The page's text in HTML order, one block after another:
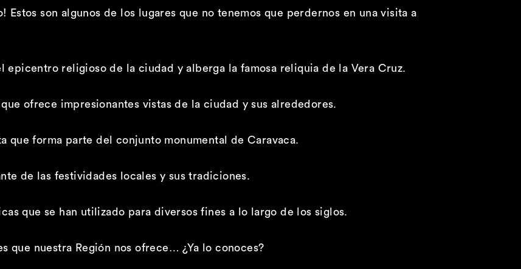
Estos son algunos de los lugares que no tenemos que perdernos en una visita a
epicentro religioso de la ciudad y alberga la famosa reliquia de la Vera Cruz.
ofrece impresionantes vistas de la ciudad y sus alrededores.
que forma parte del conjunto monumental de Caravaca.
de las festividades locales y sus tradiciones.
que se han utilizado para diversos fines a lo largo de los siglos.
que nuestra Región nos ofrece… ¿Ya lo conoces?